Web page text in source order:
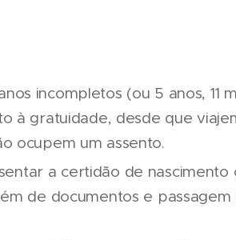
incompletos (ou 5 anos, 11
à gratuidade, desde que
ocupem um assento.
a certidão de
de documentos e